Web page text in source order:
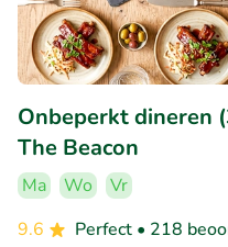
Onbeperkt dineren
The Beacon
Ma Wo
Vr
9.6
Perfect • 218